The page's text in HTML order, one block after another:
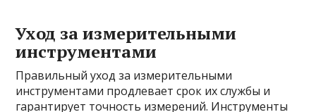
Уход за измерительными
инструментами
Правильный уход за измерительными
инструментами продлевает срок их службы и
гарантирует точность измерений. Инструменты